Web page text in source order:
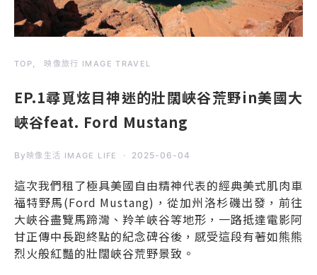
TOP 映像旅行 IMAGE TRAVEL
EP.1尋覓炫目神迷的壯闊峽谷荒野in美國大
峽谷feat. Ford Mustang
By 映像生活 IMAGE LIFE 2025-06-04
這次我們租了極具美國自由精神代表的經典美式肌肉車
福特野馬(Ford Mustang)，從加州洛杉磯出發，前往
大峽谷盡覽馬蹄灣、羚羊峽谷等地形，一路抵達電影阿
甘正傳中長跑終點的紀念碑谷後，感受這段有著如熊熊
烈火般紅豔的壯闊峽谷荒野景致。